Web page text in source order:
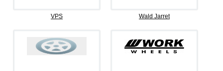
VPS Wald Jarret